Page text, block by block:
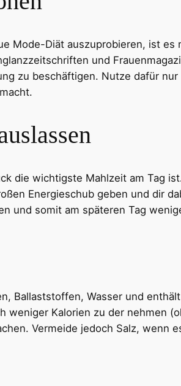
Mode-Diät auszuprobieren, ist
und
zu beschäftigen. Nutze dafür
die wichtigste Mahlzeit am Tag
Energieschub geben und dir
und somit am späteren Tag
Ballaststoffen, Wasser und
Kalorien zu der nehmen
Vermeide jedoch Salz, wenn